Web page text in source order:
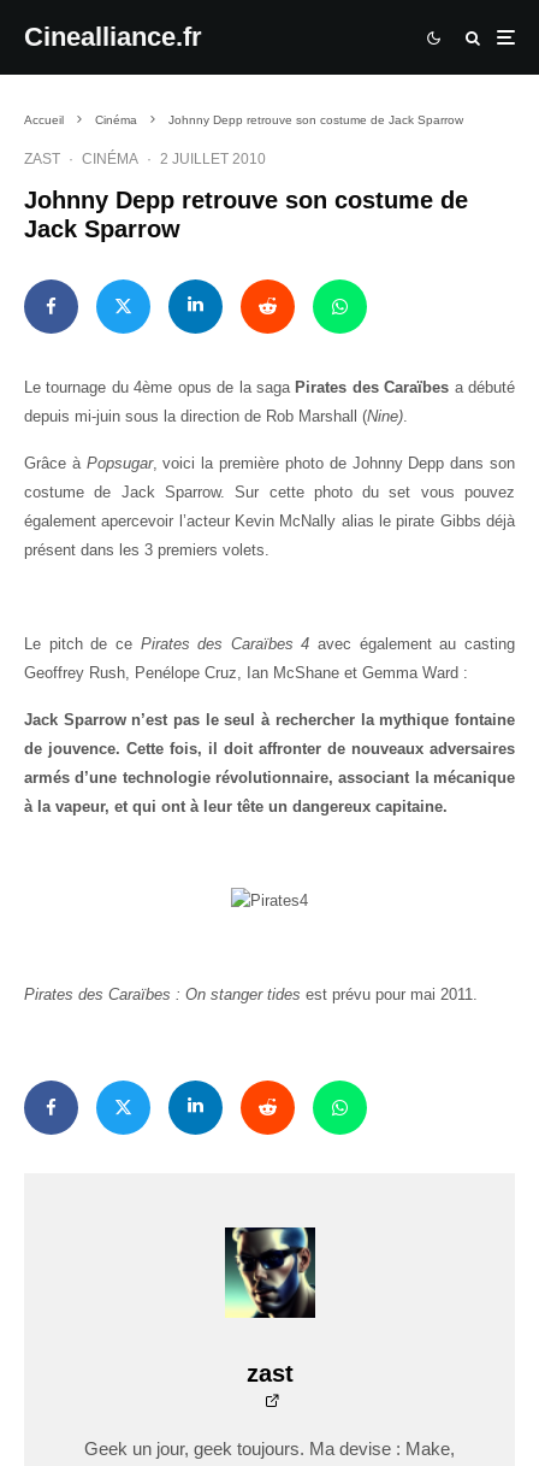
Cinealliance.fr
Accueil Cinéma Johnny Depp retrouve son costume de Jack Sparrow
ZAST · CINÉMA · 2 JUILLET 2010
Johnny Depp retrouve son costume de
Jack Sparrow
Le tournage du 4ème opus de la saga Pirates des Caraïbes a débuté
depuis mi-juin sous la direction de Rob Marshall (Nine).
Grâce à Popsugar, voici la première photo de Johnny Depp dans son
costume de Jack Sparrow. Sur cette photo du set vous pouvez
également apercevoir l’acteur Kevin McNally alias le pirate Gibbs déjà
présent dans les 3 premiers volets.
Le pitch de ce Pirates des Caraïbes 4avec également au casting
Geoffrey Rush, Penélope Cruz, Ian McShane et Gemma Ward :
Jack Sparrow n’est pas le seul à rechercher la mythique fontaine
de jouvence. Cette fois, il doit affronter de nouveaux adversaires
armés d’une technologie révolutionnaire, associant la mécanique
à la vapeur, et qui ont à leur tête un dangereux capitaine.
Pirates des Caraïbes : On stanger tides est prévu pour mai 2011.
zast
Geek un jour, geek toujours. Ma devise : Make,